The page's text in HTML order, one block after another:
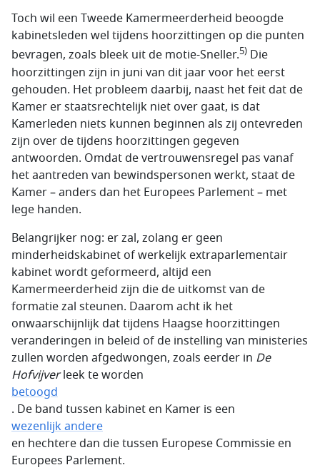
Toch wil een Tweede Kamermeerderheid beoogde
kabinetsleden wel tijdens hoorzittingen op die punten
bevragen, zoals bleek uit de motie-Sneller.5) Die
hoorzittingen zijn in juni van dit jaar voor het eerst
gehouden. Het probleem daarbij, naast het feit dat de
Kamer er staatsrechtelijk niet over gaat, is dat
Kamerleden niets kunnen beginnen als zij ontevreden
zijn over de tijdens hoorzittingen gegeven
antwoorden. Omdat de vertrouwensregel pas vanaf
het aantreden van bewindspersonen werkt, staat de
Kamer – anders dan het Europees Parlement – met
lege handen.
Belangrijker nog: er zal, zolang er geen
minderheidskabinet of werkelijk extraparlementair
kabinet wordt geformeerd, altijd een
Kamermeerderheid zijn die de uitkomst van de
formatie zal steunen. Daarom acht ik het
onwaarschijnlijk dat tijdens Haagse hoorzittingen
veranderingen in beleid of de instelling van ministeries
zullen worden afgedwongen, zoals eerder in De
Hofvijverleek te worden
betoogd
. De band tussen kabinet en Kamer is een
wezenlijk andere
en hechtere dan die tussen Europese Commissie en
Europees Parlement.